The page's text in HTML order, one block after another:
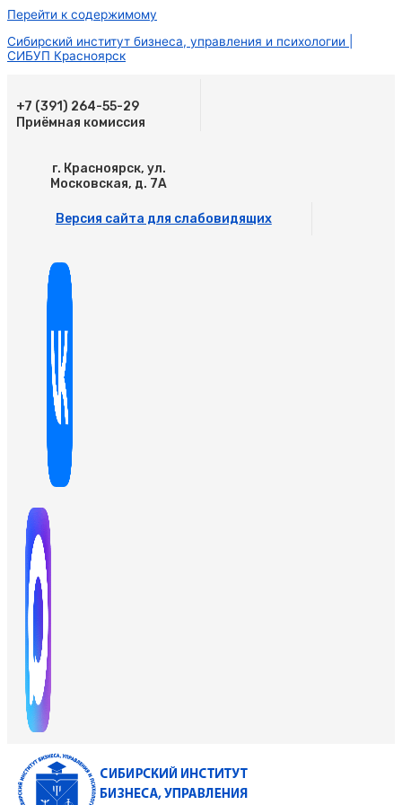
Перейти к содержимому
Сибирский институт бизнеса, управления и психологии |
СИБУП Красноярск
+7 (391) 264-55-29
Приёмная комиссия
г. Красноярск, ул.
Московская, д. 7А
Версия сайта для слабовидящих